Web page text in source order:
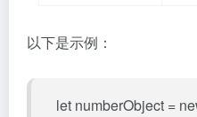
以下是示例：
let numberObject =